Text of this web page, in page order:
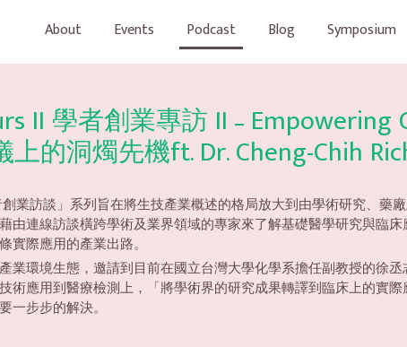
About Events Podcast Blog Symposium
II 學者創業專訪 II –
的洞燭先機ft. Dr. Cheng-Chih
業訪談」系列旨在將生技產業概述的格局放大到由學術研究、藥
由連線訪談橫跨學術及業界領域的專家來了解基礎醫學研究與臨
際應用的產業出路。
環境生態，邀請到目前在國立台灣大學化學系擔任副教授的徐丞
術應用到醫療檢測上，「將學術界的研究成果轉譯到臨床上的實
步步的解決。